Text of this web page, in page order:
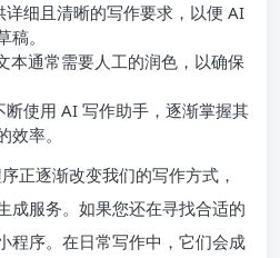
详细且清晰的写作要求，以便 AI
。
本通常需要人工的润色，以确保
断使用 AI 写作助手，逐渐掌握其
率。
正逐渐改变我们的写作方式，
成服务。如果您还在寻找合适的
程序。在日常写作中，它们会成